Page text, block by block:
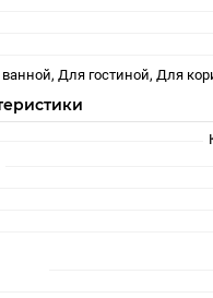
Для гостиной, Для